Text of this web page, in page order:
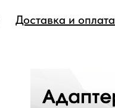
Доставка и оплата